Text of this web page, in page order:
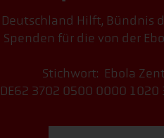
Hilft, Bündnis
für die von der
Stichwort: Ebola
3702 0500 0000 1020